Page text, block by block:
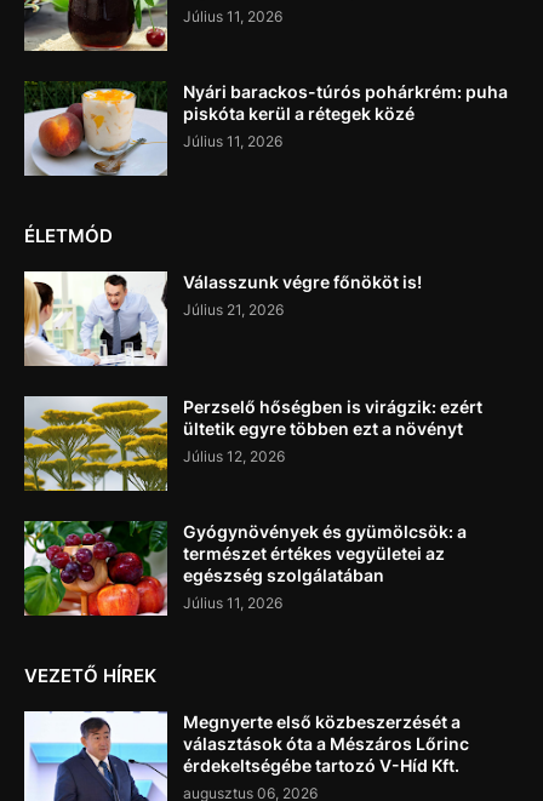
Július 11, 2026
Nyári barackos-túrós pohárkrém: puha
piskóta kerül a rétegek közé
Július 11, 2026
ÉLETMÓD
Válasszunk végre főnököt is!
Július 21, 2026
Perzselő hőségben is virágzik: ezért
ültetik egyre többen ezt a növényt
Július 12, 2026
Gyógynövények és gyümölcsök: a
természet értékes vegyületei az
egészség szolgálatában
Július 11, 2026
VEZETŐ HÍREK
Megnyerte első közbeszerzését a
választások óta a Mészáros Lőrinc
érdekeltségébe tartozó V-Híd Kft.
augusztus 06, 2026